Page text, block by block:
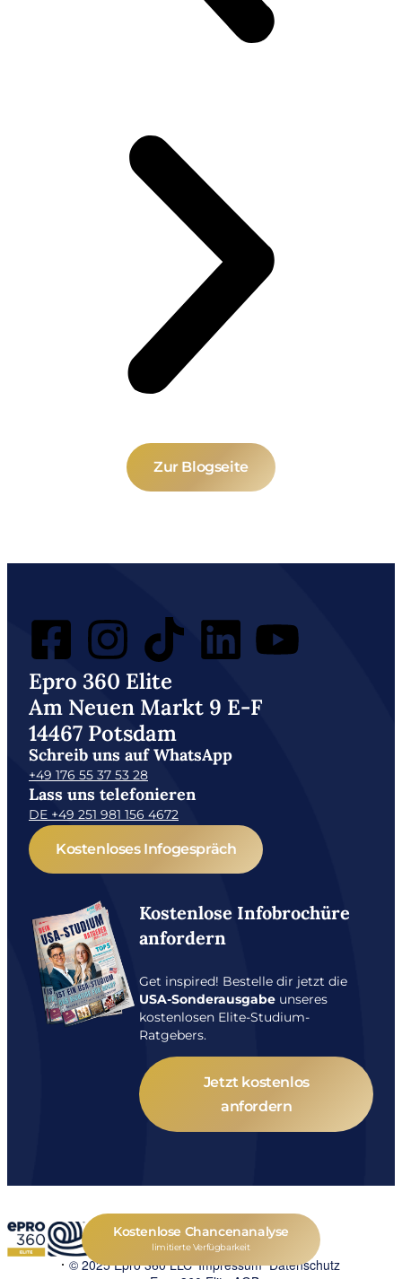
Kostenlose Chancenanalyse
limitierte Verfügbarkeit
Zur Blogseite
Epro 360 Elite
Am Neuen Markt 9 E-F
14467 Potsdam
Schreib uns auf WhatsApp
+49 176 55 37 53 28
Lass uns telefonieren
DE +49 251 981 156 4672
Kostenloses Infogespräch
Kostenlose Infobrochüre
anfordern
Get inspired! Bestelle dir jetzt die
USA-Sonderausgabe unseres
kostenlosen Elite-Studium-
Ratgebers.
Jetzt kostenlos
anfordern
© 2025 Epro 360 LLC Impressum Datenschutz